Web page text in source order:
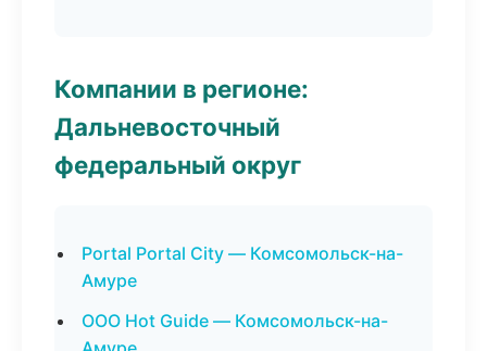
Компании в регионе:
Дальневосточный
федеральный округ
Portal Portal City — Комсомольск-на-
Амуре
ООО Hot Guide — Комсомольск-на-